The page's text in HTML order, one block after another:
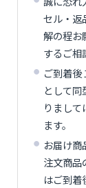
セル・返
解の程お
するご相
ご到着
として
りまし
ます。
お届け
注文商品
はご到